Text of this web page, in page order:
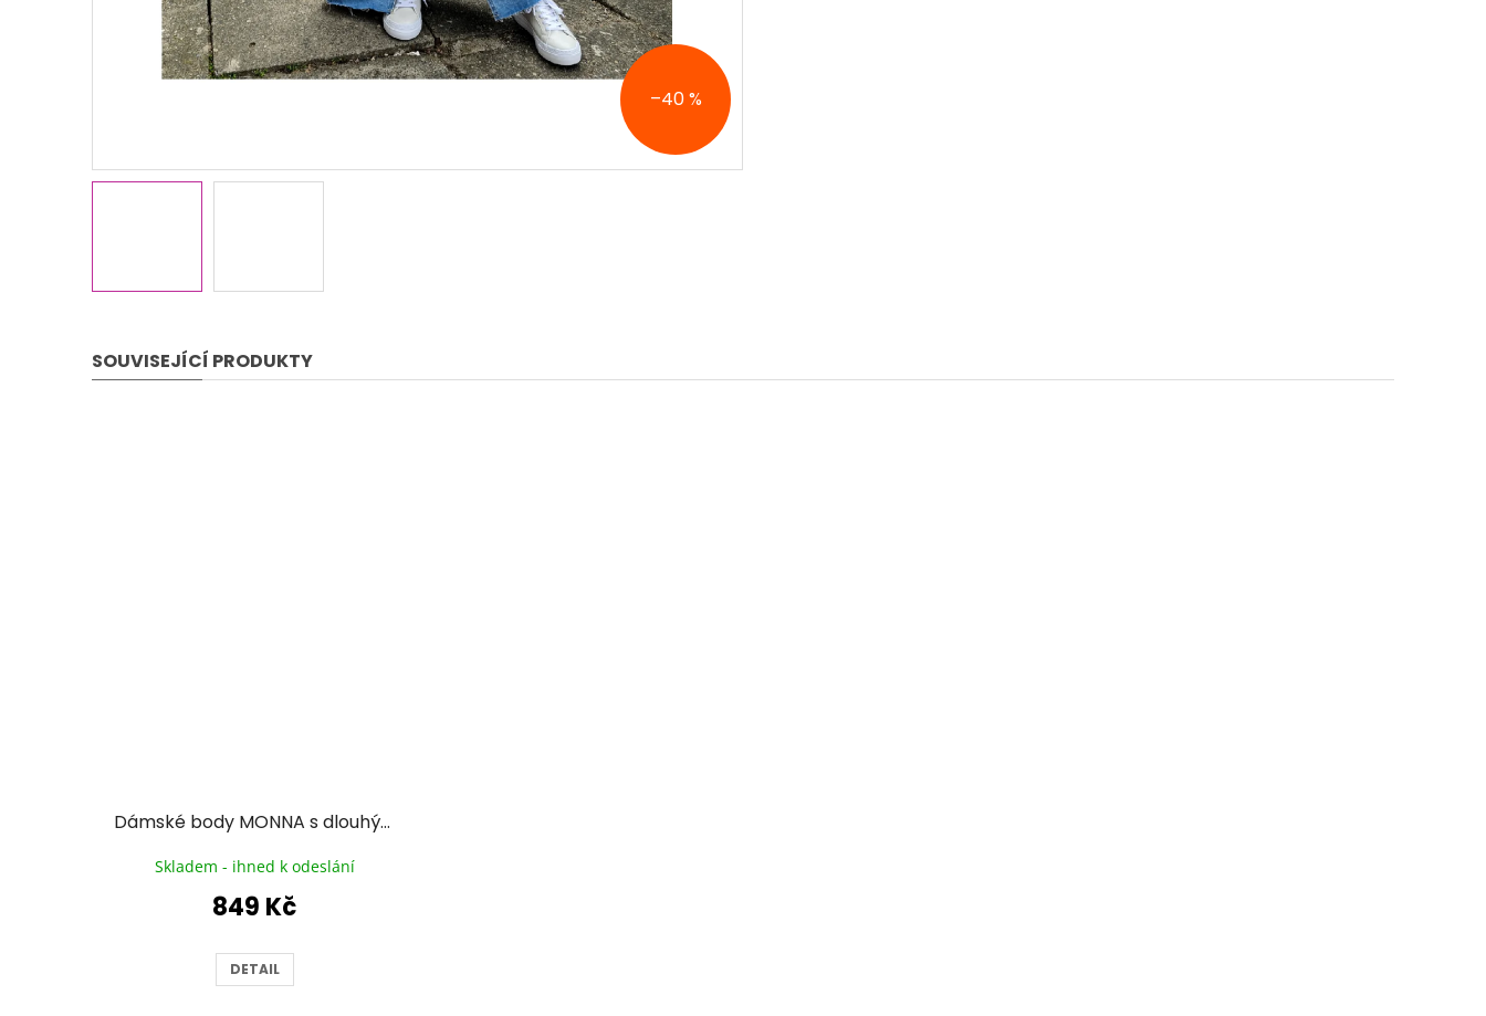
–40 %
SOUVISEJÍCÍ PRODUKTY
Dámské body MONNA s dlouhým rukávem a květinovou broží
Skladem - ihned k odeslání
849 Kč
DETAIL